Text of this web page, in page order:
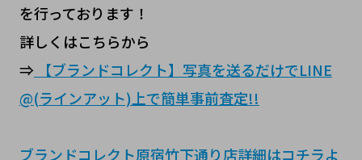
を行っております！
詳しくはこちらから
⇒【ブランドコレクト】写真を送るだけでLINE
@(ラインアット)上で簡単事前査定!!
ブランドコレクト原宿竹下通り店詳細はコチラよ